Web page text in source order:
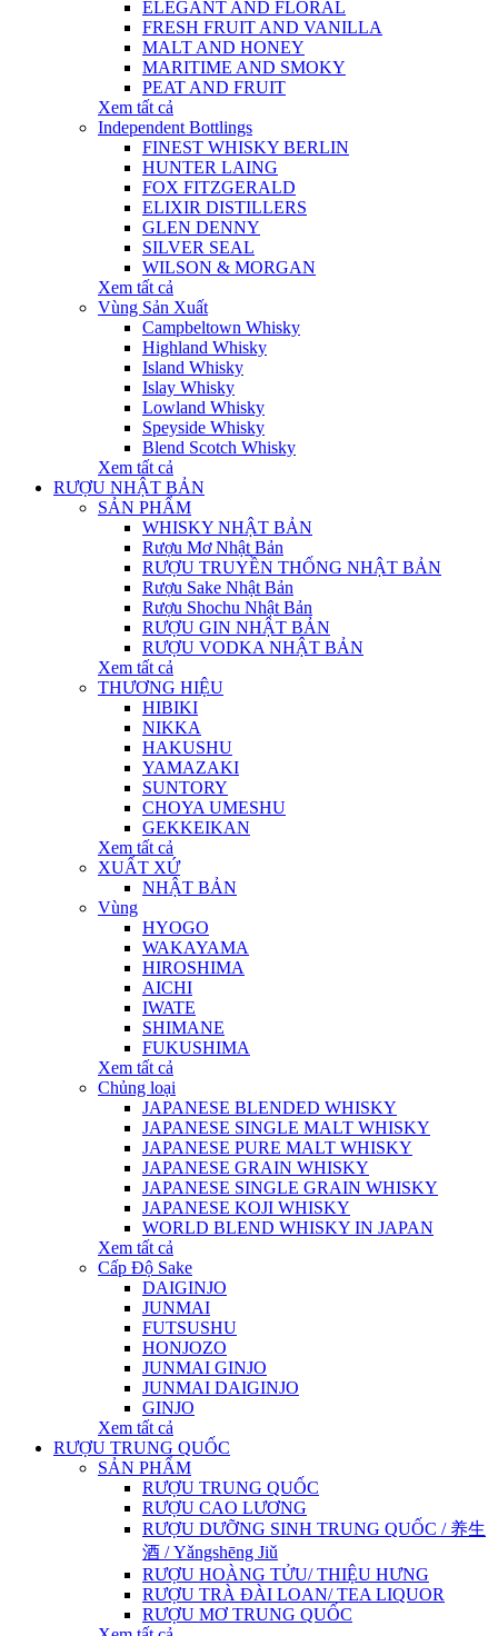
ELEGANT AND FLORAL
FRESH FRUIT AND VANILLA
MALT AND HONEY
MARITIME AND SMOKY
PEAT AND FRUIT
Xem tất cả
Independent Bottlings
FINEST WHISKY BERLIN
HUNTER LAING
FOX FITZGERALD
ELIXIR DISTILLERS
GLEN DENNY
SILVER SEAL
WILSON & MORGAN
Xem tất cả
Vùng Sản Xuất
Campbeltown Whisky
Highland Whisky
Island Whisky
Islay Whisky
Lowland Whisky
Speyside Whisky
Blend Scotch Whisky
Xem tất cả
RƯỢU NHẬT BẢN
SẢN PHẨM
WHISKY NHẬT BẢN
Rượu Mơ Nhật Bản
RƯỢU TRUYỀN THỐNG NHẬT BẢN
Rượu Sake Nhật Bản
Rượu Shochu Nhật Bản
RƯỢU GIN NHẬT BẢN
RƯỢU VODKA NHẬT BẢN
Xem tất cả
THƯƠNG HIỆU
HIBIKI
NIKKA
HAKUSHU
YAMAZAKI
SUNTORY
CHOYA UMESHU
GEKKEIKAN
Xem tất cả
XUẤT XỨ
NHẬT BẢN
Vùng
HYOGO
WAKAYAMA
HIROSHIMA
AICHI
IWATE
SHIMANE
FUKUSHIMA
Xem tất cả
Chủng loại
JAPANESE BLENDED WHISKY
JAPANESE SINGLE MALT WHISKY
JAPANESE PURE MALT WHISKY
JAPANESE GRAIN WHISKY
JAPANESE SINGLE GRAIN WHISKY
JAPANESE KOJI WHISKY
WORLD BLEND WHISKY IN JAPAN
Xem tất cả
Cấp Độ Sake
DAIGINJO
JUNMAI
FUTSUSHU
HONJOZO
JUNMAI GINJO
JUNMAI DAIGINJO
GINJO
Xem tất cả
RƯỢU TRUNG QUỐC
SẢN PHẨM
RƯỢU TRUNG QUỐC
RƯỢU CAO LƯƠNG
RƯỢU DƯỠNG SINH TRUNG QUỐC / 养生
酒 / Yǎngshēng Jiǔ
RƯỢU HOÀNG TỬU/ THIỆU HƯNG
RƯỢU TRÀ ĐÀI LOAN/ TEA LIQUOR
RƯỢU MƠ TRUNG QUỐC